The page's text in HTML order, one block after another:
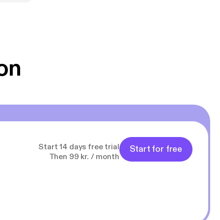
et
foregår i
Start 14 days free trial
Then 99 kr. / month
Start for free